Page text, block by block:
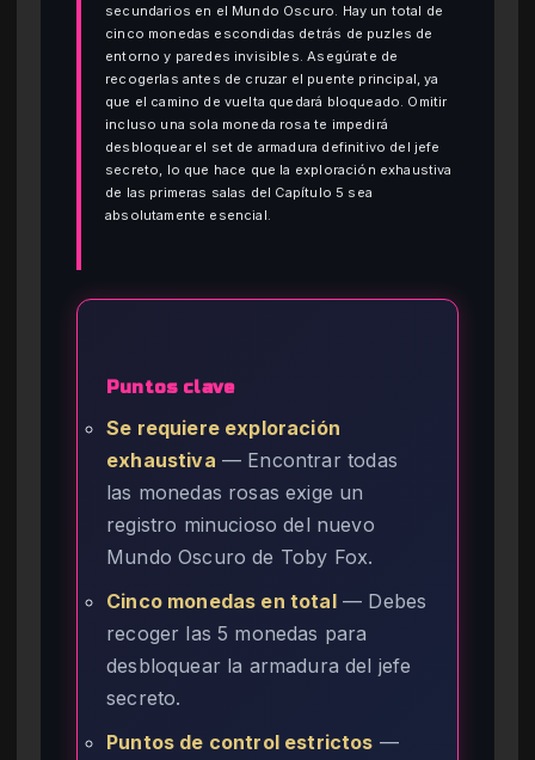
secundarios en el Mundo Oscuro. Hay un total de
cinco monedas escondidas detrás de puzles de
entorno y paredes invisibles. Asegúrate de
recogerlas antes de cruzar el puente principal, ya
que el camino de vuelta quedará bloqueado. Omitir
incluso una sola moneda rosa te impedirá
desbloquear el set de armadura definitivo del jefe
secreto, lo que hace que la exploración exhaustiva
de las primeras salas del Capítulo 5 sea
absolutamente esencial.
Puntos clave
Se requiere exploración
exhaustiva — Encontrar todas
las monedas rosas exige un
registro minucioso del nuevo
Mundo Oscuro de Toby Fox.
Cinco monedas en total— Debes
recoger las 5 monedas para
desbloquear la armadura del jefe
secreto.
Puntos de control estrictos —